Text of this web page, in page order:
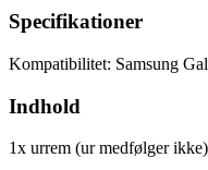
Specifikationer
Kompatibilitet: Samsung
Indhold
1x urrem (ur medfølger ikke)